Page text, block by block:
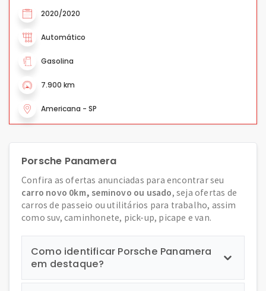
2020/2020
Automático
Gasolina
7.900 km
Americana - SP
Porsche Panamera
Confira as ofertas anunciadas para encontrar seu
carro novo 0km, seminovo ou usado, seja ofertas de
carros de passeio ou utilitários para trabalho, assim
como suv, caminhonete, pick-up, picape e van.
Como identificar Porsche Panamera
em destaque?